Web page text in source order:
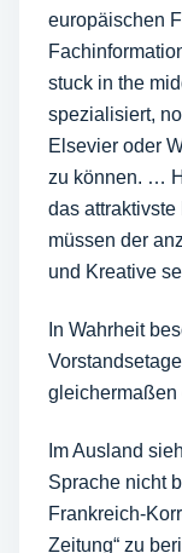
europäischen
stuck in the
spezialisiert,
Elsevier oder
zu können. …
das
müssen der
und Kreative
In Wahrheit
gleichermaßen
Im Ausland
Sprache nicht
Frankreich-
Zeitung“ zu